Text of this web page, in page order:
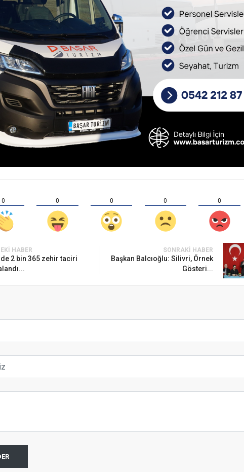
0 0 0 0 0
HABER
2 bin 365 zehir taciri
SONRAKI HABER
Başkan Balcıoğlu: Silivri, Örnek
Gösteri...